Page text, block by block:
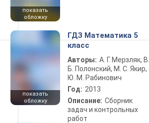
показать
обложку
показать
обложку
ГДЗ Математика 5
класс
Авторы: А. Г. Мерзляк, В.
Б. Полонский, М. С. Якир,
Ю. М. Рабинович
Год: 2013
Описание: Сборник
задач и контрольных
работ